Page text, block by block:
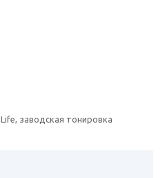
заводская тонировка